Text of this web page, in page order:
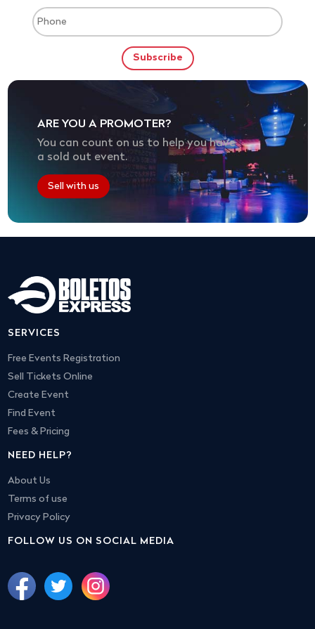
ARE YOU A PROMOTER?
You can count on us to help you have
a sold out event.
Sell with us
SERVICES
Free Events Registration
Sell Tickets Online
Create Event
Find Event
Fees & Pricing
NEED HELP?
About Us
Terms of use
Privacy Policy
FOLLOW US ON SOCIAL MEDIA